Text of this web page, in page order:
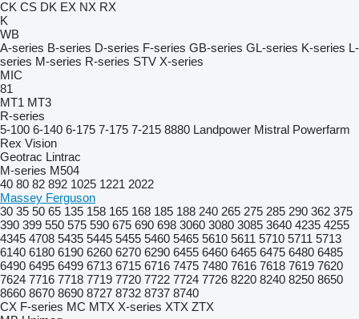
CK CS DK EX NX RX
K
WB
A-series B-series D-series F-series GB-series GL-series K-series L-
series M-series R-series STV X-series
MIC
81
MT1 MT3
R-series
5-100 6-140 6-175 7-175 7-215 8880 Landpower Mistral Powerfarm
Rex Vision
Geotrac Lintrac
M-series M504
40 80 82 892 1025 1221 2022
Massey Ferguson
30 35 50 65 135 158 165 168 185 188 240 265 275 285 290 362 375
390 399 550 575 590 675 690 698 3060 3080 3085 3640 4235 4255
4345 4708 5435 5445 5455 5460 5465 5610 5611 5710 5711 5713
6140 6180 6190 6260 6270 6290 6455 6460 6465 6475 6480 6485
6490 6495 6499 6713 6715 6716 7475 7480 7616 7618 7619 7620
7624 7716 7718 7719 7720 7722 7724 7726 8220 8240 8250 8650
8660 8670 8690 8727 8732 8737 8740
CX F-series MC MTX X-series XTX ZTX